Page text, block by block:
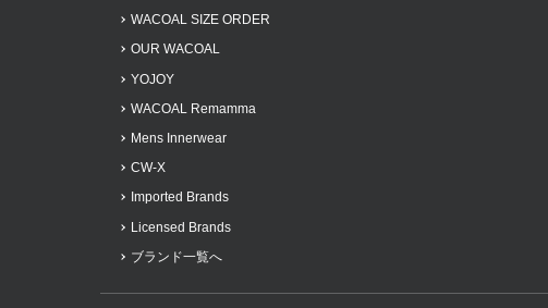
WACOAL SIZE ORDER
OUR WACOAL
YOJOY
WACOAL Remamma
Mens Innerwear
CW-X
Imported Brands
Licensed Brands
ブランド一覧へ